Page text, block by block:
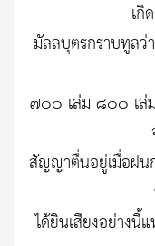
เ
มัลลบุตรกราบทูล
๗๐๐ เล่ม ๘๐๐ เล่
สัญญาตื่นอยู่เมื่อฝน
ได้ยินเสียงอย่างนี้